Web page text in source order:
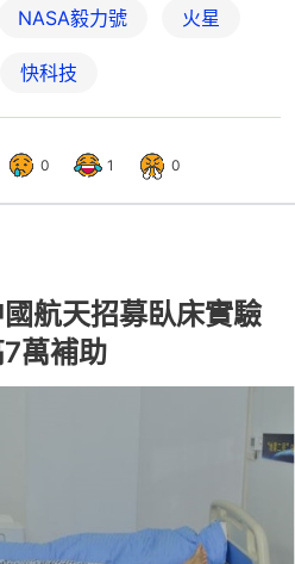
NASA毅力號 火星
快科技
0 1 0
航天招募臥床實驗
萬補助